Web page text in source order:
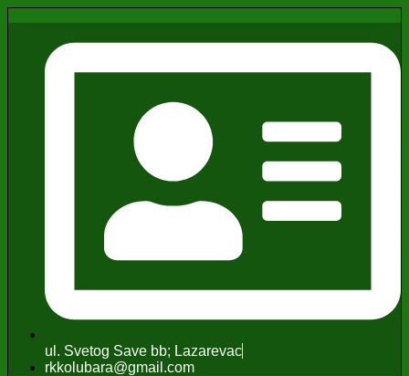
ul. Svetog Save bb; Lazarevac
rkkolubara@gmail.com